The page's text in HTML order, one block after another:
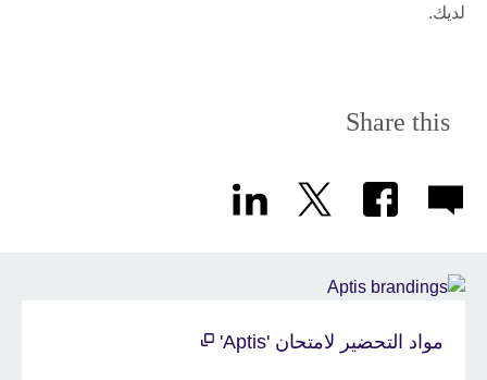
لديك.
Share this
مواد التحضير لامتحان 'Aptis'